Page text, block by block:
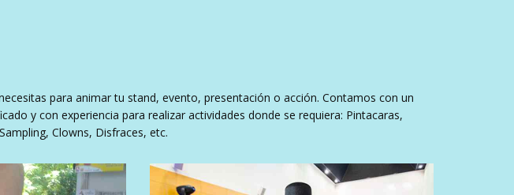
para animar tu stand, evento, presentación o acción. Contamos con un
y con experiencia para realizar actividades donde se requiera: Pintacaras,
Clowns, Disfraces, etc.